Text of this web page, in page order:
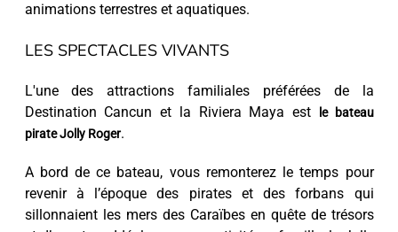
animations terrestres et aquatiques.
LES SPECTACLES VIVANTS
L'une des attractions familiales préférées de la
Destination Cancun et la Riviera Maya est
le bateau
pirate Jolly Roger.
A bord de ce bateau, vous remonterez le temps pour
revenir à l’époque des pirates et des forbans qui
sillonnaient les mers des Caraïbes en quête de trésors